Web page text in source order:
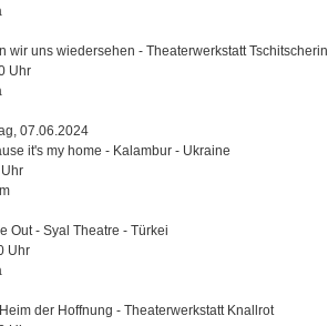
wir uns wiedersehen - Theaterwerkstatt Tschitscherin
Uhr
07.06.2024
it's my home - Kalambur - Ukraine
Out - Syal Theatre - Türkei
Uhr
der Hoffnung - Theaterwerkstatt Knallrot